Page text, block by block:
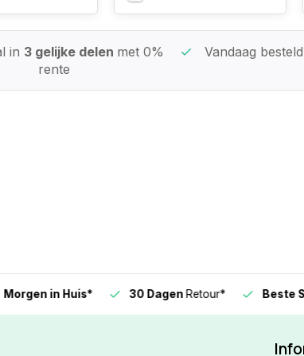
in 3 gelijke delen met 0%
rente
Vandaag besteld
in Huis* 30 DagenRetour* Beste